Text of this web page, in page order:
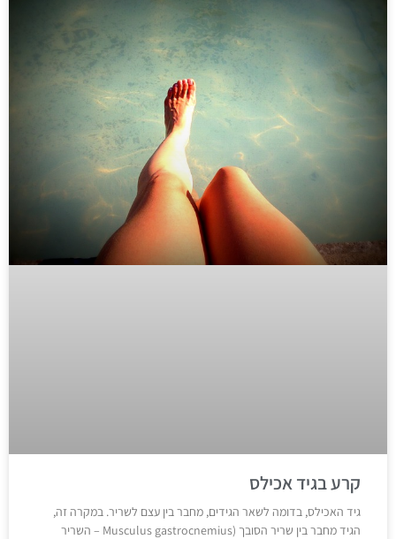
קרע בגיד אכילס
גיד האכילס, בדומה לשאר הגידים, מחבר בין עצם לשריר. במקרה זה,
הגיד מחבר בין שריר הסובך (Musculus gastrocnemius – השריר